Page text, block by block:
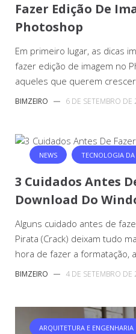
Fazer Edição De
Photoshop
Em primeiro lugar, as dicas
fazer edição de imagem no
aqueles que querem
BIMZEIRO — 6 DE SETEMBRO DE
NEWS TECNOLOGIA
3 Cuidados Antes
Download Do
Alguns cuidado antes de
Pirata (Crack) deixam tudo
hora de fazer a formatação,
BIMZEIRO — 4 DE SETEMBRO DE
ARQUITETURA E ENGENHARIA